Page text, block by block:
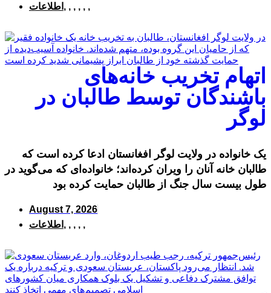
اطلاعات , , , , , ,
اتهام تخریب خانه‌های
باشندگان توسط طالبان در
لوگر
یک خانواده در ولایت لوگر افغانستان ادعا کرده است که
طالبان خانه آنان را ویران کرده‌اند؛ خانواده‌ای که می‌گوید در
طول بیست سال جنگ از طالبان حمایت کرده بود
August 7, 2026
اطلاعات , , , , ,